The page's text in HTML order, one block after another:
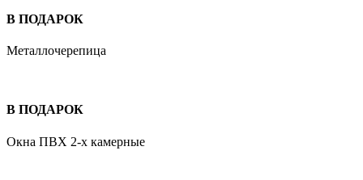
В ПОДАРОК
Металлочерепица
В ПОДАРОК
Окна ПВХ 2-х камерные